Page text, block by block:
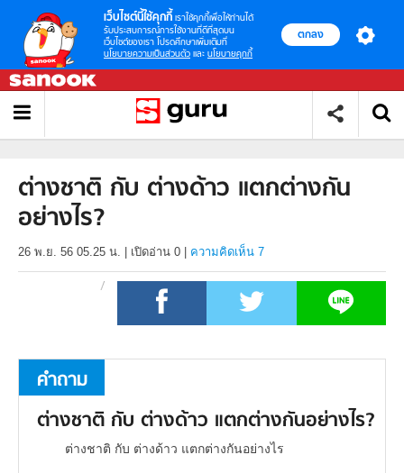
เว็บไซต์นี้ใช้คุกกี้ เราใช้คุกกี้เพื่อให้ท่านได้
รับประสบการณ์การใช้งานที่ดีที่สุดบน
เว็บไซต์ของเรา โปรดศึกษาเพิ่มเติมที่
นโยบายความเป็นส่วนตัว และ นโยบายคุกกี้
ตกลง
ต่างชาติ กับ ต่างด้าว แตกต่างกัน
อย่างไร?
26 พ.ย. 56 05.25 น. เปิดอ่าน 0 ความคิดเห็น 7
คำถาม
ต่างชาติ กับ ต่างด้าว แตกต่างกันอย่างไร?
ต่างชาติ กับ ต่างด้าว แตกต่างกันอย่างไร